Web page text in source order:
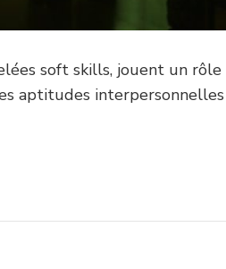
soft skills, jouent un
aptitudes